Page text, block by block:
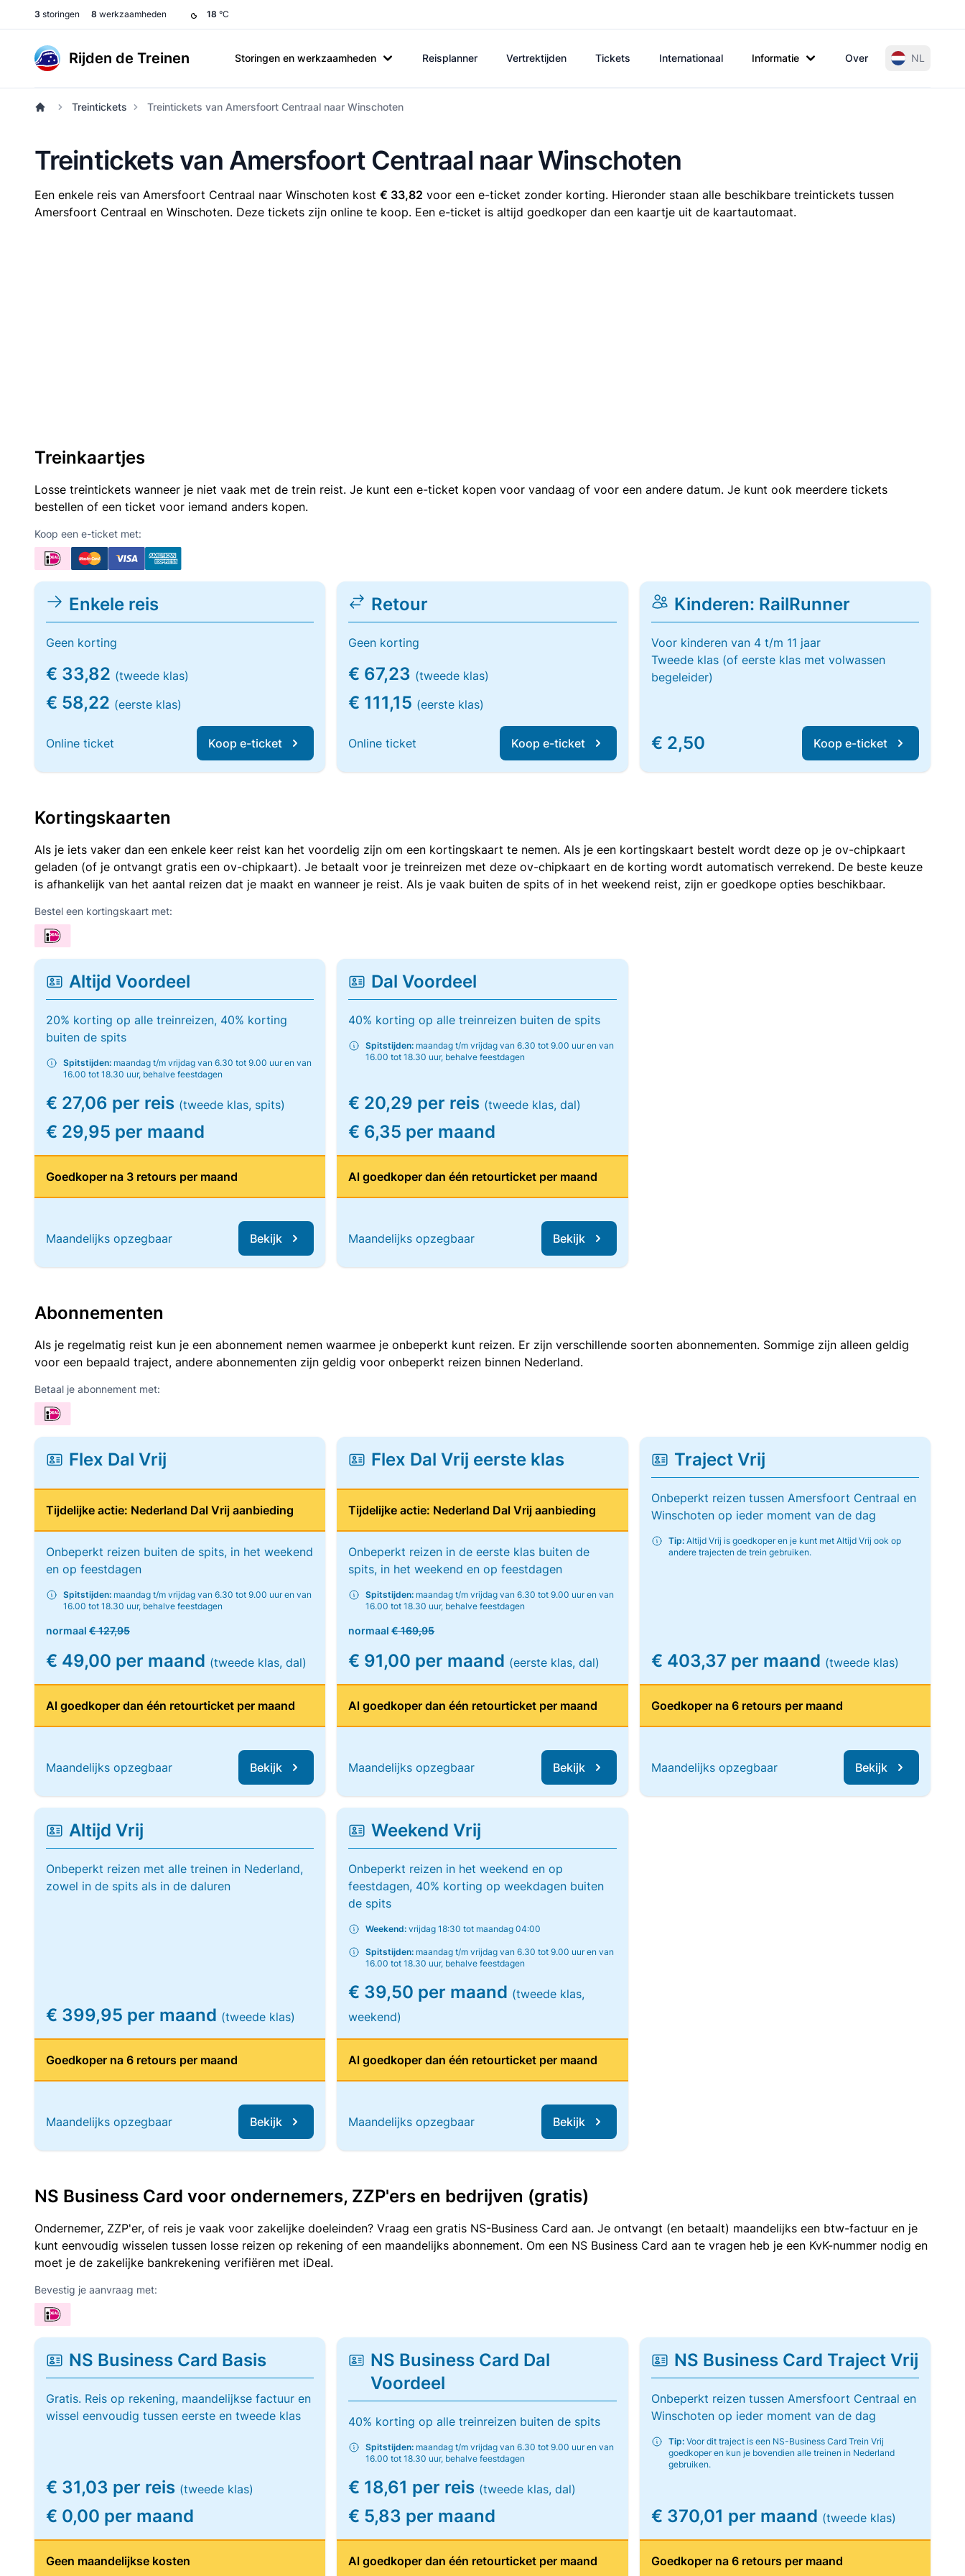
3 storingen 8 werkzaamheden 18 °C
Rijden de Treinen Storingen en werkzaamheden Reisplanner Vertrektijden Tickets Internationaal Informatie Over NL
Treintickets Treintickets van Amersfoort Centraal naar Winschoten
Treintickets van Amersfoort Centraal naar Winschoten
Een enkele reis van Amersfoort Centraal naar Winschoten kost € 33,82 voor een e-ticket zonder korting. Hieronder staan alle beschikbare treintickets tussen
Amersfoort Centraal en Winschoten. Deze tickets zijn online te koop. Een e-ticket is altijd goedkoper dan een kaartje uit de kaartautomaat.
Treinkaartjes
Losse treintickets wanneer je niet vaak met de trein reist. Je kunt een e-ticket kopen voor vandaag of voor een andere datum. Je kunt ook meerdere tickets
bestellen of een ticket voor iemand anders kopen.
Koop een e-ticket met:
Enkele reis
Geen korting
€ 33,82 (tweede klas)
€ 58,22 (eerste klas)
Online ticket Koop e-ticket
Retour
Geen korting
€ 67,23 (tweede klas)
€ 111,15 (eerste klas)
Online ticket Koop e-ticket
Kinderen: RailRunner
Voor kinderen van 4 t/m 11 jaar
Tweede klas (of eerste klas met volwassen
begeleider)
€ 2,50 Koop e-ticket
Kortingskaarten
Als je iets vaker dan een enkele keer reist kan het voordelig zijn om een kortingskaart te nemen. Als je een kortingskaart bestelt wordt deze op je ov-chipkaart
geladen (of je ontvangt gratis een ov-chipkaart). Je betaalt voor je treinreizen met deze ov-chipkaart en de korting wordt automatisch verrekend. De beste keuze
is afhankelijk van het aantal reizen dat je maakt en wanneer je reist. Als je vaak buiten de spits of in het weekend reist, zijn er goedkope opties beschikbaar.
Bestel een kortingskaart met:
Altijd Voordeel
20% korting op alle treinreizen, 40% korting
buiten de spits
Spitstijden: maandag t/m vrijdag van 6.30 tot 9.00 uur en van
16.00 tot 18.30 uur, behalve feestdagen
€ 27,06 per reis (tweede klas, spits)
€ 29,95 per maand
Goedkoper na 3 retours per maand
Maandelijks opzegbaar Bekijk
Dal Voordeel
40% korting op alle treinreizen buiten de spits
Spitstijden: maandag t/m vrijdag van 6.30 tot 9.00 uur en van
16.00 tot 18.30 uur, behalve feestdagen
€ 20,29 per reis (tweede klas, dal)
€ 6,35 per maand
Al goedkoper dan één retourticket per maand
Maandelijks opzegbaar Bekijk
Abonnementen
Als je regelmatig reist kun je een abonnement nemen waarmee je onbeperkt kunt reizen. Er zijn verschillende soorten abonnementen. Sommige zijn alleen geldig
voor een bepaald traject, andere abonnementen zijn geldig voor onbeperkt reizen binnen Nederland.
Betaal je abonnement met:
Flex Dal Vrij
Tijdelijke actie: Nederland Dal Vrij aanbieding
Onbeperkt reizen buiten de spits, in het weekend
en op feestdagen
Spitstijden: maandag t/m vrijdag van 6.30 tot 9.00 uur en van
16.00 tot 18.30 uur, behalve feestdagen
normaal € 127,95
€ 49,00 per maand (tweede klas, dal)
Al goedkoper dan één retourticket per maand
Maandelijks opzegbaar Bekijk
Flex Dal Vrij eerste klas
Tijdelijke actie: Nederland Dal Vrij aanbieding
Onbeperkt reizen in de eerste klas buiten de
spits, in het weekend en op feestdagen
Spitstijden: maandag t/m vrijdag van 6.30 tot 9.00 uur en van
16.00 tot 18.30 uur, behalve feestdagen
normaal€ 169,95
€ 91,00 per maand (eerste klas, dal)
Al goedkoper dan één retourticket per maand
Maandelijks opzegbaar Bekijk
Traject Vrij
Onbeperkt reizen tussen Amersfoort Centraal en
Winschoten op ieder moment van de dag
Tip:Altijd Vrij is goedkoper en je kunt met Altijd Vrij ook op
andere trajecten de trein gebruiken.
€ 403,37 per maand (tweede klas)
Goedkoper na 6 retours per maand
Maandelijks opzegbaar Bekijk
Altijd Vrij
Onbeperkt reizen met alle treinen in Nederland,
zowel in de spits als in de daluren
€ 399,95 per maand (tweede klas)
Goedkoper na 6 retours per maand
Maandelijks opzegbaar Bekijk
Weekend Vrij
Onbeperkt reizen in het weekend en op
feestdagen, 40% korting op weekdagen buiten
de spits
Weekend: vrijdag 18:30 tot maandag 04:00
Spitstijden: maandag t/m vrijdag van 6.30 tot 9.00 uur en van
16.00 tot 18.30 uur, behalve feestdagen
€ 39,50 per maand (tweede klas,
weekend)
Al goedkoper dan één retourticket per maand
Maandelijks opzegbaar Bekijk
NS Business Card voor ondernemers, ZZP'ers en bedrijven (gratis)
Ondernemer, ZZP'er, of reis je vaak voor zakelijke doeleinden? Vraag een gratis NS-Business Card aan. Je ontvangt (en betaalt) maandelijks een btw-factuur en je
kunt eenvoudig wisselen tussen losse reizen op rekening of een maandelijks abonnement. Om een NS Business Card aan te vragen heb je een KvK-nummer nodig en
moet je de zakelijke bankrekening verifiëren met iDeal.
Bevestig je aanvraag met:
NS Business Card Basis
Gratis. Reis op rekening, maandelijkse factuur en
wissel eenvoudig tussen eerste en tweede klas
€ 31,03 per reis (tweede klas)
€ 0,00 per maand
Geen maandelijkse kosten
NS Business Card Dal
Voordeel
40% korting op alle treinreizen buiten de spits
Spitstijden: maandag t/m vrijdag van 6.30 tot 9.00 uur en van
16.00 tot 18.30 uur, behalve feestdagen
€ 18,61 per reis (tweede klas, dal)
€ 5,83 per maand
Al goedkoper dan één retourticket per maand
NS Business Card Traject Vrij
Onbeperkt reizen tussen Amersfoort Centraal en
Winschoten op ieder moment van de dag
Tip:Voor dit traject is een NS-Business Card Trein Vrij
goedkoper en kun je bovendien alle treinen in Nederland
gebruiken.
€ 370,01 per maand (tweede klas)
Goedkoper na 6 retours per maand